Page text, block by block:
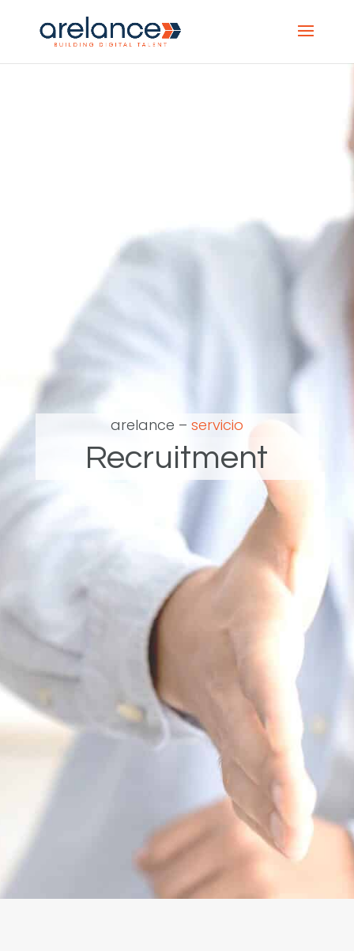
arelance – servicio
Recruitment